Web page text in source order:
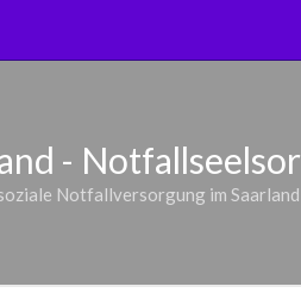
-
Notfallversorgung im Saarland